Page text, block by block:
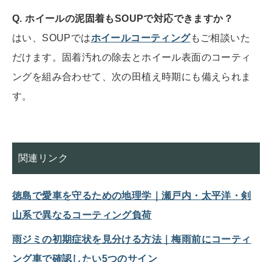
Q. ホイールの泥固着もSOUPで対応できますか？
はい、SOUPではホイールコーティングもご相談いた
だけます。固着汚れの除去とホイール表面のコーティ
ングを組み合わせて、次の田植え時期にも備えられま
す。
関連リンク
徳島で愛車を守るための地理学｜瀬戸内・太平洋・剣
山系で異なるコーティング負荷
雨ジミの初期症状を見分ける方法｜梅雨前にコーティ
ング車で確認したい5つのサイン